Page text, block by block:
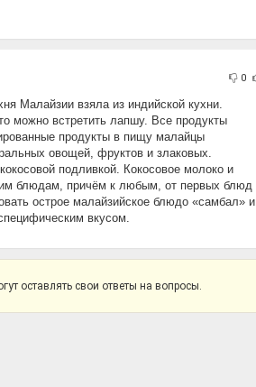
0
Малайзии взяла из индийской кухни.
можно встретить лапшу. Все продукты
продукты в пищу малайцы
овощей, фруктов и злаковых.
подливкой. Кокосовое молоко и
блюдам, причём к любым, от первых блюд
острое малайзийское блюдо «самбал» и
вкусом.
оставлять свои ответы на вопросы.